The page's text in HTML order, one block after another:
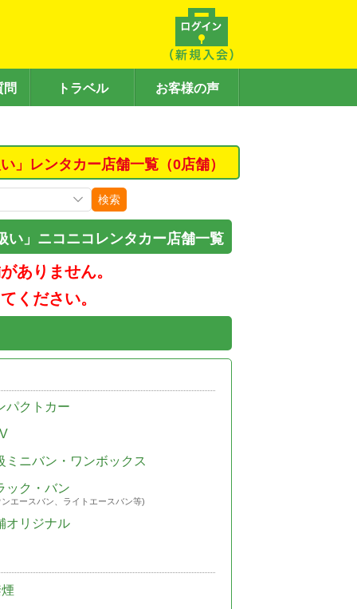
問 トラベル お客様の声
」レンタカー店舗一覧（0店舗）
検索
い」ニコニコレンタカー店舗一覧
ありません。
ください。
パクトカー
ミニバン・ワンボックス
ック・バン
エースバン、ライトエースバン等)
オリジナル